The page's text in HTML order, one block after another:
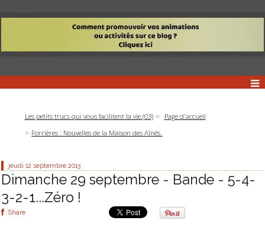
Les petits trucs qui vous facilitent la vie (03)
Page d'accueil
Forrières : Nouvelles de la Maison des Aînés.
jeudi 12 septembre 2013
Dimanche 29 septembre - Bande - 5-4-
3-2-1...Zéro !
Share